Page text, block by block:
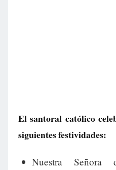
El santoral católico
siguientes festividades:
Nuestra Señora